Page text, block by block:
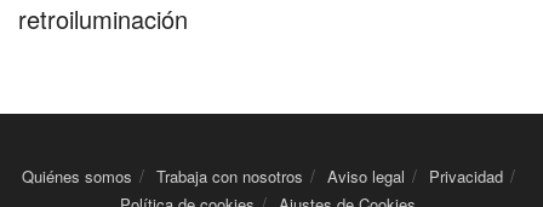
retroiluminación
Quiénes somos Trabaja con nosotros Aviso legal
Privacidad